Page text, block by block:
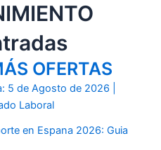
OFERTAS
5 de Agosto de 2026 |
Laboral
en Espana 2026: Guia